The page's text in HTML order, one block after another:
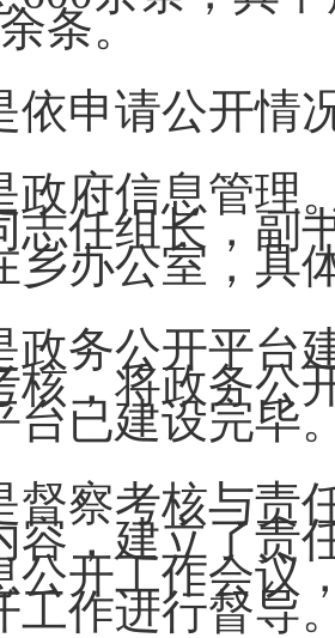
条。
依申请公开情
政府信息管理
志任组长，副
乡办公室，具
政务公开平台
核，将政务公
台已建设完毕
督察考核与责
容，建立了责
公开工作会议
工作进行督导